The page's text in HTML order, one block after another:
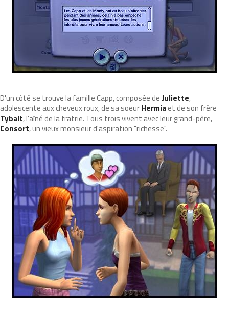
D'un côté se trouve la famille Capp, composée deJuliette,
adolescente aux cheveux roux, de sa soeurHermiaet de son frère
Tybalt, l'aîné de la fratrie. Tous trois vivent avec leur grand-père,
Consort, un vieux monsieur d'aspiration "richesse".